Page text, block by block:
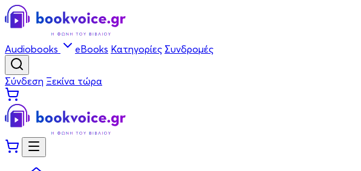
Audiobooks eBooks Κατηγορίες Συνδρομές
Σύνδεση Ξεκίνα τώρα